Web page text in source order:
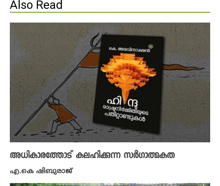
Also Read
അധികാരത്തോട് കലഹിക്കുന്ന സർഗാത്മകത
എ.കെ ഷിബുരാജ്